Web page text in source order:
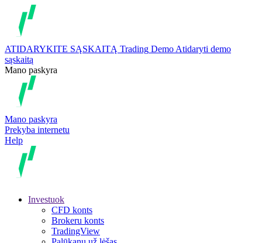
ATIDARYKITE SĄSKAITĄ Trading Demo Atidaryti demo
sąskaitą
Mano paskyra
Mano paskyra
Prekyba internetu
Help
Investuok
CFD konts
Brokeru konts
TradingView